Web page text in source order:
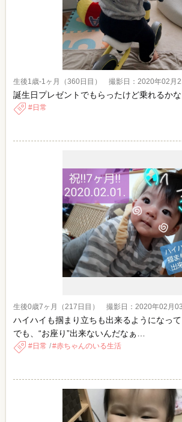
生後1歳-1ヶ月（360日目） 撮影日：2020年02月
誕生日プレゼントでもらったけど乗れるかな
日常
生後0歳7ヶ月（217日目） 撮影日：2020年02月
ハイハイも掴まり立ちも出来るようになっ
でも、“お座り”出来ないんだなぁ…
日常 赤ちゃんのいる生活